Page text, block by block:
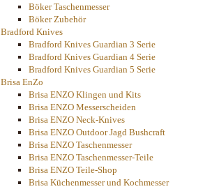
Böker Taschenmesser
Böker Zubehör
Bradford Knives
Bradford Knives Guardian 3 Serie
Bradford Knives Guardian 4 Serie
Bradford Knives Guardian 5 Serie
Brisa EnZo
Brisa ENZO Klingen und Kits
Brisa ENZO Messerscheiden
Brisa ENZO Neck-Knives
Brisa ENZO Outdoor Jagd Bushcraft
Brisa ENZO Taschenmesser
Brisa ENZO Taschenmesser-Teile
Brisa ENZO Teile-Shop
Brisa Küchenmesser und Kochmesser